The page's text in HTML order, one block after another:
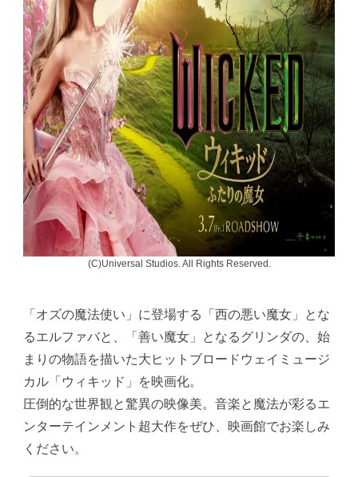
(C)Universal Studios. All Rights Reserved.
「オズの魔法使い」に登場する「西の悪い魔女」とな
るエルファバと、「善い魔女」となるグリンダの、始
まりの物語を描いた大ヒットブロードウェイミュージ
カル「ウィキッド」を映画化。
圧倒的な世界観と驚異の映像美。音楽と魔法が彩るエ
ンターテインメント超大作をぜひ、映画館でお楽しみ
ください。